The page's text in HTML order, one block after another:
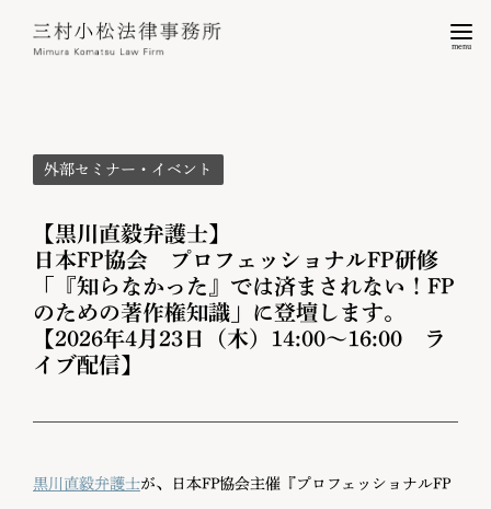
menu
外部セミナー・イベント
【黒川直毅弁護士】
日本FP協会 プロフェッショナルFP研修
「『知らなかった』では済まされない！FP
のための著作権知識」に登壇します。
【2026年4月23日（木）14:00～16:00 ラ
イブ配信】
黒川直毅弁護士が、日本FP協会主催『プロフェッショナルFP